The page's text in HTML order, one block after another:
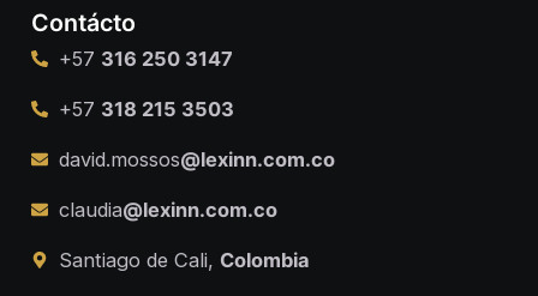
Contácto
+57 316 250 3147
+57 318 215 3503
david.mossos@lexinn.com.co
claudia@lexinn.com.co
Santiago de Cali, Colombia